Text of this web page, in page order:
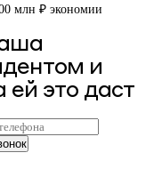
млн ₽ экономии
и
это даст